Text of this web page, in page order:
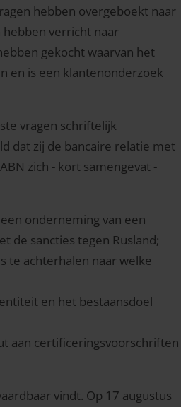
hebben overgeboekt naar
verricht naar
gekocht waarvan het
en is een klantenonderzoek
vragen schriftelijk
dat zij de bancaire relatie met
zich - kort samengevat -
onderneming van een
de sancties tegen Rusland;
te achterhalen naar welke
en het bestaansdoel
aan certificeringsvoorschriften
vindt. Op 17 augustus